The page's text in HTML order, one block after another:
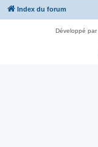
Index du forum
Développé par